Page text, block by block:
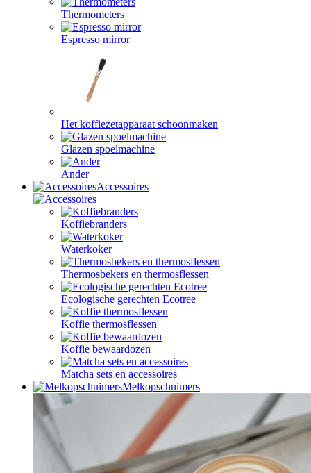
Thermometers
Espresso mirror
Het koffiezetapparaat schoonmaken
Glazen spoelmachine
Ander
Accessoires
Koffiebranders
Waterkoker
Thermosbekers en thermosflessen
Ecologische gerechten Ecotree
Koffie thermosflessen
Koffie bewaardozen
Matcha sets en accessoires
Melkopschuimers